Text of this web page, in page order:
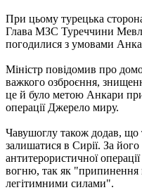
При цьому турецька
Глава МЗС Туреччини
погодилися з умовами
Міністр повідомив про
важкого озброєння,
це й було метою Анкари при
операції Джерело миру.
Чавушоглу також додав, що
залишатися в Сирії. За
антитерористичної
вогню, так як "припинення
легітимними силами".